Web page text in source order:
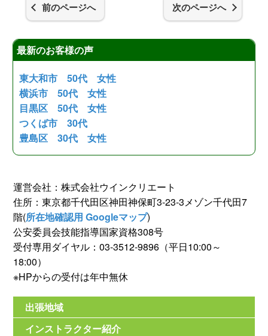
前のページへ 次のページへ
最新のお客様の声
東大和市 50代 女性
横浜市 50代 女性
目黒区 50代 女性
つくば市 30代
豊島区 30代 女性
運営会社：株式会社ウインクリエート
住所：東京都千代田区神田神保町3-23-3メゾン千代田7
階(所在地確認用 Googleマップ)
公安委員会技能指導国家資格308号
受付専用ダイヤル：03-3512-9896（平日10:00～
18:00）
※HPからの受付は年中無休
出張地域
インストラクター紹介